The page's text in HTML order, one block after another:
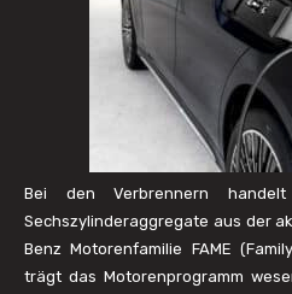
Bei den Verbrennern
Sechszylinderaggregate aus der
Benz Motorenfamilie FAME
trägt das Motorenprogramm